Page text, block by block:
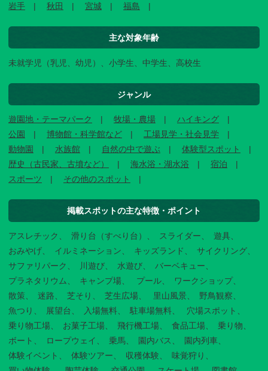
岩手
秋田 宮城 福島
主な対象年齢
未就学児（乳児、幼児）、小学生、中学生、高校生
ジャンル
遊園地・テーマパーク 牧場・農場
ハイキング
公園
博物館・科学館など
工場見学・社会見学
動物園
水族館 自然の中で遊ぶ
体験型スポット
歴史（古民家、古墳など）
海水浴・湖水浴
宿泊
スポーツ
その他のスポット
掲載スポットの主な特徴・ポイント
アスレチック 滑り台（すべり台） スライダー
遊具
おみやげ
イルミネーション キッズランド
サイクリング
サファリパーク
川遊び 水遊び
バーベキュー
プラネタリウム
キャンプ場 プール
ワークショップ
散策
迷路 芝そり 芝生広場 里山風景
野鳥観察
魚つり
展望台 入場無料 駐車場無料
穴場スポット
乗り物工場
お菓子工場 飛行機工場 食品工場
乗り物
ボート
ロープウェイ 乗馬 園内バス
園内列車
体験イベント
体験ツアー 収穫体験
味覚狩り